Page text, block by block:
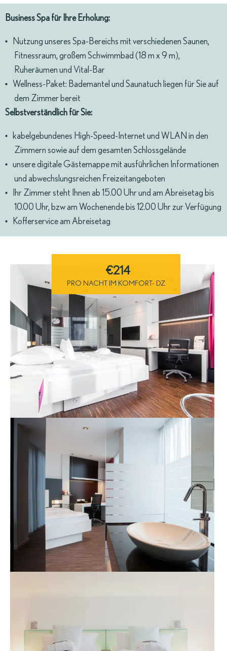
Business Spa für Ihre Erholung:
Nutzung unseres Spa-Bereichs mit verschiedenen Saunen,
Fitnessraum, großem Schwimmbad (18 m x 9 m),
Ruheräumen und Vital-Bar
Wellness-Paket: Bademantel und Saunatuch liegen für Sie auf
dem Zimmer bereit
Selbstverständlich für Sie:
kabelgebundenes High-Speed-Internet und WLAN in den
Zimmern sowie auf dem gesamten Schlossgelände
unsere digitale Gästemappe mit ausführlichen Informationen
und abwechslungsreichen Freizeitangeboten
Ihr Zimmer steht Ihnen ab 15.00 Uhr und am Abreisetag bis
10.00 Uhr, bzw am Wochenende bis 12.00 Uhr zur Verfügung
Kofferservice am Abreisetag
€214
PRO NACHT IM KOMFORT- DZ